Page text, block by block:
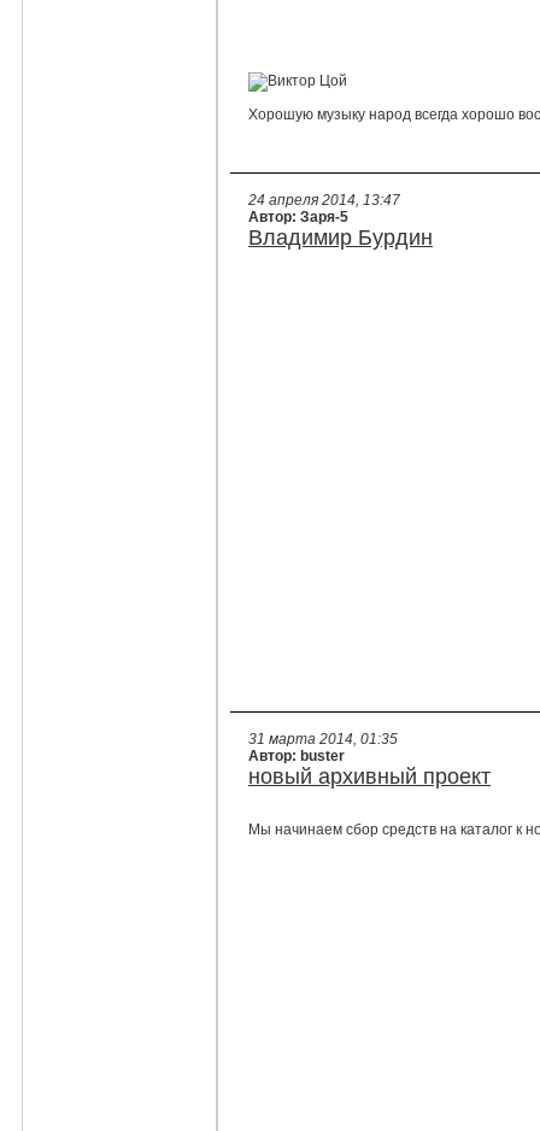
Хорошую музыку народ всегда хорошо
24 апреля 2014, 13:47
Автор: Заря-5
Владимир Бурдин
31 марта 2014, 01:35
Автор: buster
новый архивный проект
Мы начинаем сбор средств на каталог к